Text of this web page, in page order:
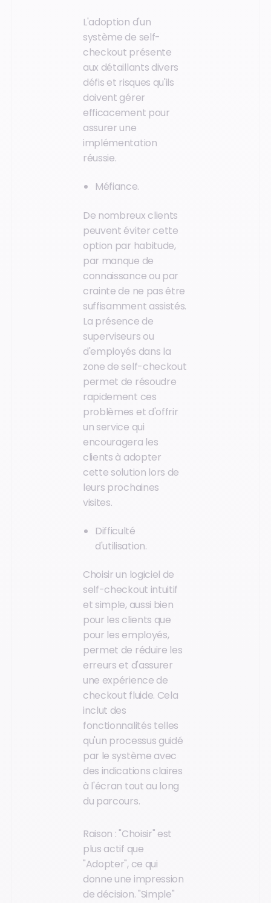
L'adoption d'un
système de self-
checkout présente
aux détaillants divers
défis et risques qu'ils
doivent gérer
efficacement pour
assurer une
implémentation
réussie.
Méfiance.
De nombreux clients
peuvent éviter cette
option par habitude,
par manque de
connaissance ou par
crainte de ne pas être
suffisamment assistés.
La présence de
superviseurs ou
d'employés dans la
zone de self-checkout
permet de résoudre
rapidement ces
problèmes et d'offrir
un service qui
encouragera les
clients à adopter
cette solution lors de
leurs prochaines
visites.
Difficulté
d'utilisation.
Choisir un logiciel de
self-checkout intuitif
et simple, aussi bien
pour les clients que
pour les employés,
permet de réduire les
erreurs et d'assurer
une expérience de
checkout fluide. Cela
inclut des
fonctionnalités telles
qu'un processus guidé
par le système avec
des indications claires
à l'écran tout au long
du parcours.
Raison : "Choisir" est
plus actif que
"Adopter", ce qui
donne une impression
de décision. "Simple"